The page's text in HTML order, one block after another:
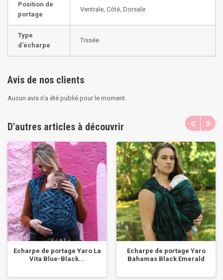
Position de
portage
Ventrale, Côté, Dorsale
Type
d'écharpe
Tissée
Avis de nos clients
Aucun avis n'a été publié pour le moment.
D'autres articles à découvrir
Echarpe de portage Yaro La
Vita Blue-Black...
Echarpe de portage Yaro
Bahamas Black Emerald